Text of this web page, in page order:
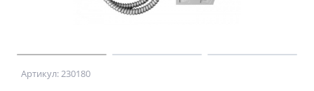
Артикул: 230180